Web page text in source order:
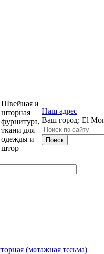
Швейная и
шторная
фурнитура,
ткани для
одежды и
штор
Наш адрес
Ваш город: El
(мотажная тесьма)